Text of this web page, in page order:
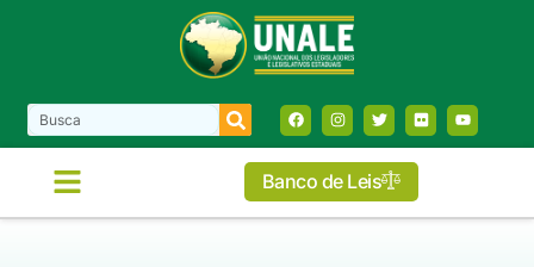
Banco de Leis